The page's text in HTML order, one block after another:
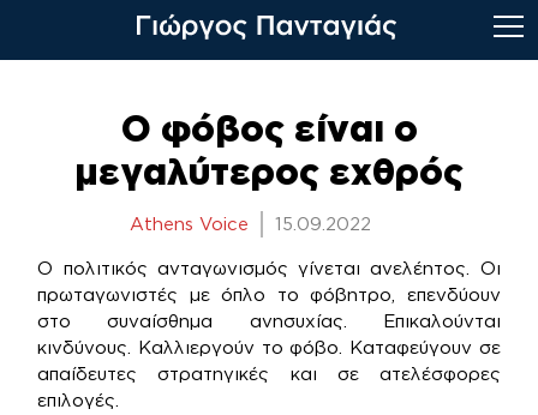
Ο φόβος είναι ο
μεγαλύτερος εχθρός
Athens Voice 15.09.2022
Ο πολιτικός ανταγωνισμός γίνεται ανελέητος. Οι
πρωταγωνιστές με όπλο το φόβητρο, επενδύουν
στο συναίσθημα ανησυχίας. Επικαλούνται
κινδύνους. Καλλιεργούν το φόβο. Καταφεύγουν σε
απαίδευτες στρατηγικές και σε ατελέσφορες
επιλογές.